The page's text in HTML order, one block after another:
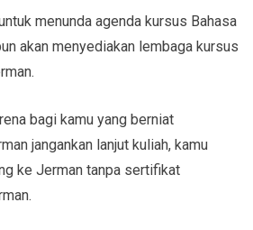
menunda agenda kursus Bahasa
akan menyediakan lembaga kursus
bagi kamu yang berniat
jangankan lanjut kuliah, kamu
ke Jerman tanpa sertifikat